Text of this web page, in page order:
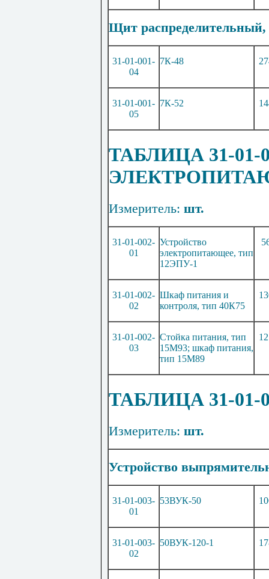
Щит
31-01-001-
04
7К-48 27
31-01-001-
05
7К-52 14
ТАБЛИЦА 31-
Измеритель: шт.
31-01-002-
01
Устройство
электропитающее, тип
12ЭПУ-1
5
31-01-002-
02
Шкаф питания и
контроля, тип 40К75
13
31-01-002-
03
Стойка питания, тип
15М93; шкаф питания,
тип 15М89
12
ТАБЛИЦА 31-
Измеритель: шт.
Устройство
31-01-003-
01
53ВУК-50 10
31-01-003-
02
50ВУК-120-1 17